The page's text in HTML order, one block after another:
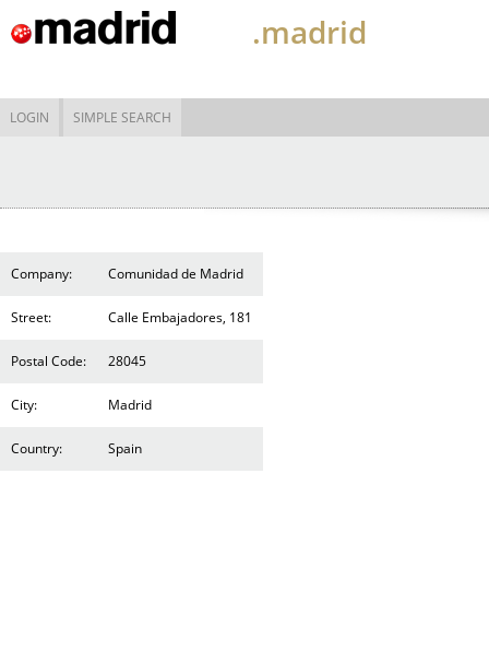
.madrid
LOGIN SIMPLE SEARCH
Company: Comunidad de Madrid
Street: Calle Embajadores, 181
Postal Code: 28045
City: Madrid
Country: Spain